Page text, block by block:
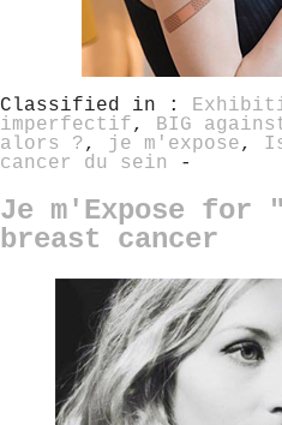
Classified in :
imperfectif, BIG
alors ?, je m'expose,
cancer du sein
-
Je m'Expose for
breast cancer